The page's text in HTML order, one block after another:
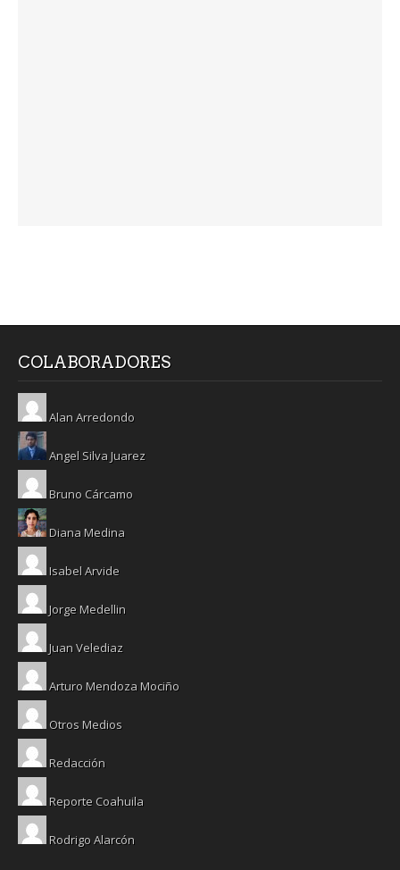
COLABORADORES
Alan Arredondo
Angel Silva Juarez
Bruno Cárcamo
Diana Medina
Isabel Arvide
Jorge Medellin
Juan Velediaz
Arturo Mendoza Mociño
Otros Medios
Redacción
Reporte Coahuila
Rodrigo Alarcón